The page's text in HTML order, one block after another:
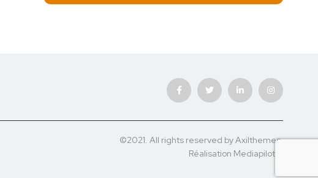
©2021. All rights reserved by Axilthemes.
Réalisation Mediapilote